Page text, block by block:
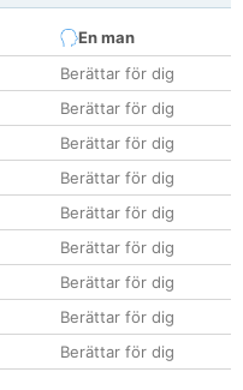
En man
Berättar för dig
Berättar för dig
Berättar för dig
Berättar för dig
Berättar för dig
Berättar för dig
Berättar för dig
Berättar för dig
Berättar för dig